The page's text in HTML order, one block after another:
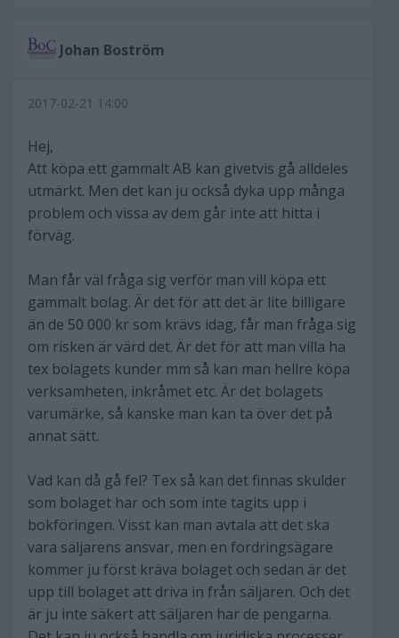
Johan Boström
2017-02-21 14:00
Hej,
Att köpa ett gammalt AB kan givetvis gå alldeles
utmärkt. Men det kan ju också dyka upp många
problem och vissa av dem går inte att hitta i
förväg.
Man får väl fråga sig verför man vill köpa ett
gammalt bolag. Är det för att det är lite billigare
än de 50 000 kr som krävs idag, får man fråga sig
om risken är värd det. Är det för att man villa ha
tex bolagets kunder mm så kan man hellre köpa
verksamheten, inkråmet etc. Är det bolagets
varumärke, så kanske man kan ta över det på
annat sätt.
Vad kan då gå fel? Tex så kan det finnas skulder
som bolaget har och som inte tagits upp i
bokföringen. Visst kan man avtala att det ska
vara säljarens ansvar, men en fordringsägare
kommer ju först kräva bolaget och sedan är det
upp till bolaget att driva in från säljaren. Och det
är ju inte säkert att säljaren har de pengarna.